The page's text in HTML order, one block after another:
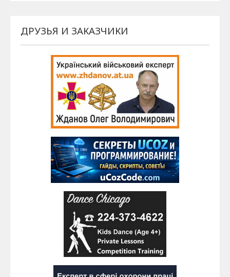
ДРУЗЬЯ И ЗАКАЗЧИКИ